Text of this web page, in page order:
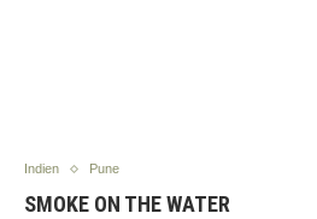
Indien Pune
SMOKE ON THE WATER